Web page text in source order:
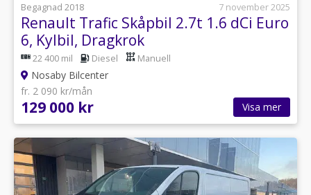
Begagnad 2018
7 november 2025
Renault Trafic Skåpbil 2.7t 1.6 dCi Euro
6, Kylbil, Dragkrok
22 400 mil Diesel Manuell
Nosaby Bilcenter
fr. 2 090 kr/mån
129 000 kr Visa mer